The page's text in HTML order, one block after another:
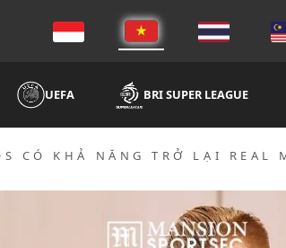
UEFA BRI SUPER LEAGUE
CÓ KHẢ NĂNG TRỞ LẠI REAL